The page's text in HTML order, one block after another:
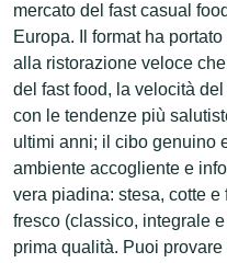
mercato del fast casual
Europa. Il format ha
alla ristorazione veloce
del fast food, la velocità
con le tendenze più
ultimi anni; il cibo genuino
ambiente accogliente e
vera piadina: stesa, cotte
fresco (classico, integrale
prima qualità. Puoi